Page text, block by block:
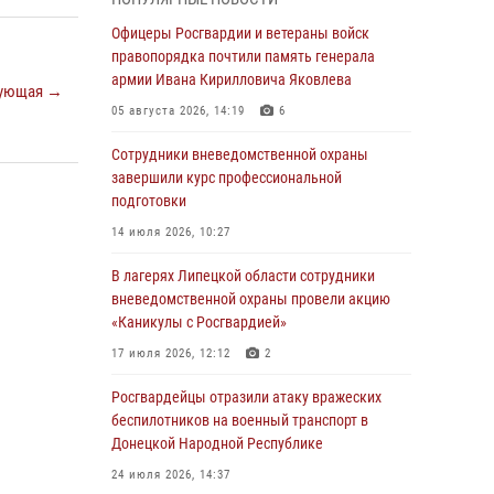
→
выездов по сигналу «Тревога»
04 августа 2026, 11:36
В ЛНР спецназовцы Росгвардии уничтожили
ударные и разведывательные беспилотники
04 августа 2026, 09:05
Росгвардия обеспечила безопасность
граждан на праздновании Дня ВДВ в
03 августа 2026, 13:43 1
Росгвардейцы обеспечили безопасность
граждан в День Лев-Толстовского района
Росгвардия противодействует БПЛА ВСУ на
южном направлении (видео)
03 августа 2026, 13:39
Офицеры Росгвардии и ветераны войск
правопорядка почтили память генерала
армии Ивана Кирилловича Яковлева
05 августа 2026, 14:19 6
Сотрудники вневедомственной охраны
завершили курс профессиональной
подготовки
14 июля 2026, 10:27
В лагерях Липецкой области сотрудники
вневедомственной охраны провели акцию
«Каникулы с Росгвардией»
17 июля 2026, 12:12 2
Росгвардейцы отразили атаку вражеских
беспилотников на военный транспорт в
Донецкой Народной Республике
24 июля 2026, 14:37